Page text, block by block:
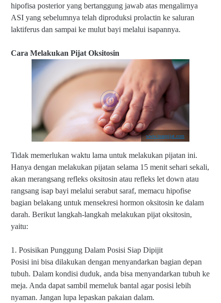
hipofisa posterior yang bertanggung jawab atas mengalirnya
ASI yang sebelumnya telah diproduksi prolactin ke saluran
laktiferus dan sampai ke mulut bayi melalui isapannya.
Cara Melakukan Pijat Oksitosin
www.tuanpijat.com
Tidak memerlukan waktu lama untuk melakukan pijatan ini.
Hanya dengan melakukan pijatan selama 15 menit sehari sekali,
akan merangsang refleks oksitosin atau refleks let down atau
rangsang isap bayi melalui serabut saraf, memacu hipofise
bagian belakang untuk mensekresi hormon oksitosin ke dalam
darah. Berikut langkah-langkah melakukan pijat oksitosin,
yaitu:
1. Posisikan Punggung Dalam Posisi Siap Dipijit
Posisi ini bisa dilakukan dengan menyandarkan bagian depan
tubuh. Dalam kondisi duduk, anda bisa menyandarkan tubuh ke
meja. Anda dapat sambil memeluk bantal agar posisi lebih
nyaman. Jangan lupa lepaskan pakaian dalam.